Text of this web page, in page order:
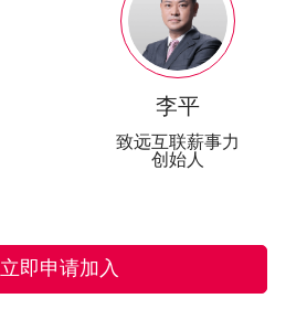
李平
致远互联薪事力
创始人
立即申请加入